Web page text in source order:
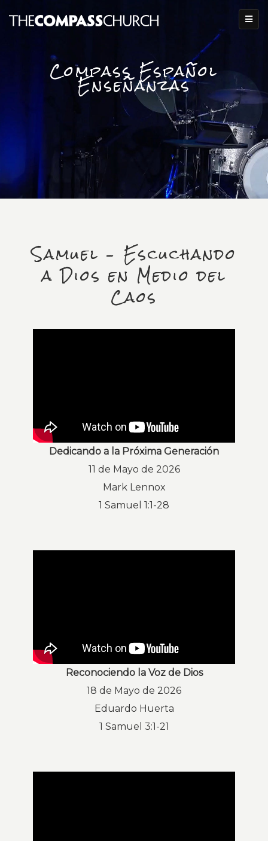
Compass Español
Enseñanzas
Samuel – Escuchando
a Dios en Medio del
Caos
Dedicando a la Próxima Generación
11 de Mayo de 2026
Mark Lennox
1 Samuel 1:1-28
Reconociendo la Voz de Dios
18 de Mayo de 2026
Eduardo Huerta
1 Samuel 3:1-21